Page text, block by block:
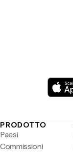
PRODOTTO
Paesi
Commissioni